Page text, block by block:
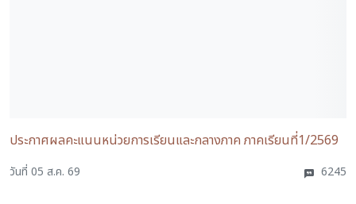
ประกาศผลคะแนนหน่วยการเรียนและกลางภาค ภาคเรียนที่1/2569
วันที่ 05 ส.ค. 69 6245